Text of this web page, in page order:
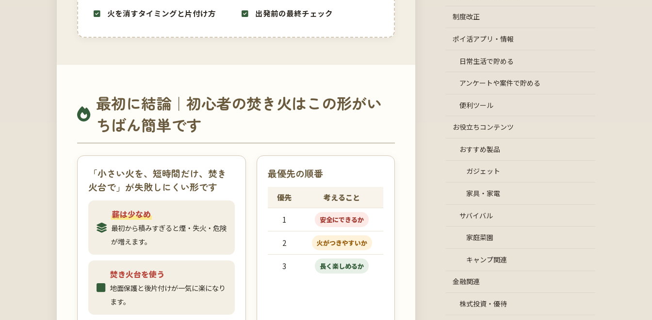
火を消すタイミングと片付け方 出発前の最終チェック
最初に結論｜初心者の焚き火はこの形がい
ちばん簡単です
「小さい火を、短時間だけ、焚き
火台で」が失敗しにくい形です
薪は少なめ
最初から積みすぎると煙・失火・危険
が増えます。
焚き火台を使う
地面保護と後片付けが一気に楽になり
ます。
最優先の順番
優先 考えること
1 安全にできるか
2 火がつきやすいか
3 長く楽しめるか
制度改正
ポイ活アプリ・情報
日常生活で貯める
アンケートや案件で貯める
便利ツール
お役立ちコンテンツ
おすすめ製品
ガジェット
家具・家電
サバイバル
家庭菜園
キャンプ関連
金融関連
株式投資・優待